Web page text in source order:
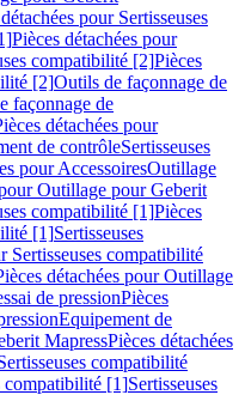
pour Sertisseuses
Pièces détachées pour
compatibilité [2]Pièces
[2]Outils de façonnage de
façonnage de
détachées pour
de contrôleSertisseuses
pour AccessoiresOutillage
Outillage pour Geberit
compatibilité [1]Pièces
[1]Sertisseuses
Sertisseuses compatibilité
détachées pour Outillage
de pressionPièces
Equipement de
MapressPièces détachées
compatibilité
compatibilité [1]Sertisseuses